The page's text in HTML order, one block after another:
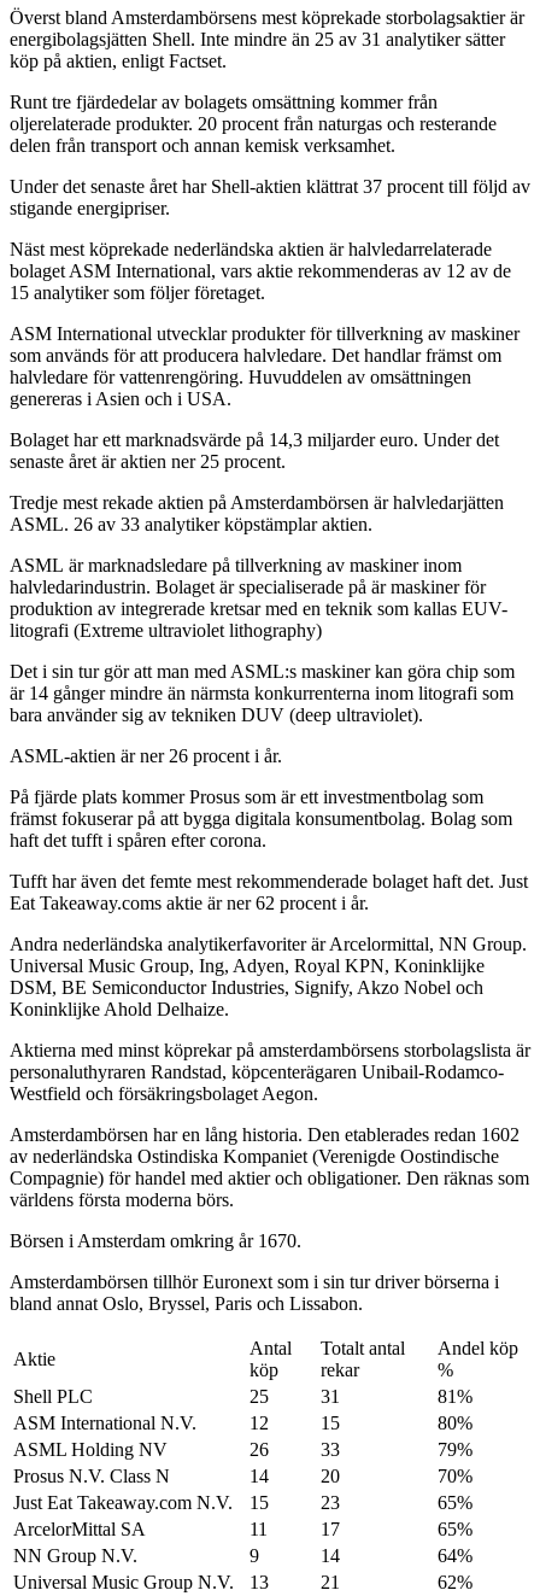
Överst bland Amsterdambörsens mest köprekade storbolagsaktier är
energibolagsjätten Shell. Inte mindre än 25 av 31 analytiker sätter
köp på aktien, enligt Factset.
Runt tre fjärdedelar av bolagets omsättning kommer från
oljerelaterade produkter. 20 procent från naturgas och resterande
delen från transport och annan kemisk verksamhet.
Under det senaste året har Shell-aktien klättrat 37 procent till följd av
stigande energipriser.
Näst mest köprekade nederländska aktien är halvledarrelaterade
bolaget ASM International, vars aktie rekommenderas av 12 av de
15 analytiker som följer företaget.
ASM International utvecklar produkter för tillverkning av maskiner
som används för att producera halvledare. Det handlar främst om
halvledare för vattenrengöring. Huvuddelen av omsättningen
genereras i Asien och i USA.
Bolaget har ett marknadsvärde på 14,3 miljarder euro. Under det
senaste året är aktien ner 25 procent.
Tredje mest rekade aktien på Amsterdambörsen är halvledarjätten
ASML. 26 av 33 analytiker köpstämplar aktien.
ASML är marknadsledare på tillverkning av maskiner inom
halvledarindustrin. Bolaget är specialiserade på är maskiner för
produktion av integrerade kretsar med en teknik som kallas EUV-
litografi (Extreme ultraviolet lithography)
Det i sin tur gör att man med ASML:s maskiner kan göra chip som
är 14 gånger mindre än närmsta konkurrenterna inom litografi som
bara använder sig av tekniken DUV (deep ultraviolet).
ASML-aktien är ner 26 procent i år.
På fjärde plats kommer Prosus som är ett investmentbolag som
främst fokuserar på att bygga digitala konsumentbolag. Bolag som
haft det tufft i spåren efter corona.
Tufft har även det femte mest rekommenderade bolaget haft det. Just
Eat Takeaway.coms aktie är ner 62 procent i år.
Andra nederländska analytikerfavoriter är Arcelormittal, NN Group.
Universal Music Group, Ing, Adyen, Royal KPN, Koninklijke
DSM, BE Semiconductor Industries, Signify, Akzo Nobel och
Koninklijke Ahold Delhaize.
Aktierna med minst köprekar på amsterdambörsens storbolagslista är
personaluthyraren Randstad, köpcenterägaren Unibail-Rodamco-
Westfield och försäkringsbolaget Aegon.
Amsterdambörsen har en lång historia. Den etablerades redan 1602
av nederländska Ostindiska Kompaniet (Verenigde Oostindische
Compagnie) för handel med aktier och obligationer. Den räknas som
världens första moderna börs.
Börsen i Amsterdam omkring år 1670.
Amsterdambörsen tillhör Euronext som i sin tur driver börserna i
bland annat Oslo, Bryssel, Paris och Lissabon.
Aktie
Antal
köp
Totalt antal
rekar
Andel köp
%
Shell PLC
25 31
81%
ASM International N.V.
12 15
80%
ASML Holding NV
26 33
79%
Prosus N.V. Class N
14 20
70%
Just Eat Takeaway.com N.V.
15 23
65%
ArcelorMittal SA
11 17
65%
NN Group N.V.
9 14
64%
Universal Music Group N.V.
13 21
62%